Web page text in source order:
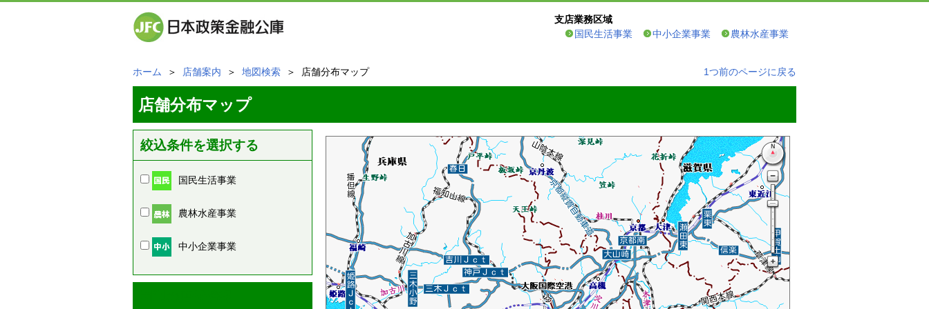
支店業務区域
国民生活事業
中小企業事業 農林水産事業
ホーム ＞ 店舗案内 ＞ 地図検索 ＞ 店舗分布マップ 1つ前のページに戻る
店舗分布マップ
絞込条件を選択する
国民生活事業
農林水産事業
中小企業事業